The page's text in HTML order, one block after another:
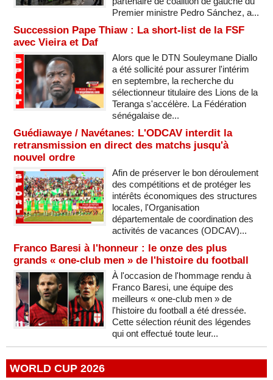
Premier ministre Pedro Sánchez, a...
Succession Pape Thiaw : La short-list de la FSF
avec Vieira et Daf
Alors que le DTN Souleymane Diallo
a été sollicité pour assurer l'intérim
en septembre, la recherche du
sélectionneur titulaire des Lions de la
Teranga s'accélère. La Fédération
sénégalaise de...
Guédiawaye / Navétanes: L'ODCAV interdit la
retransmission en direct des matchs jusqu'à
nouvel ordre
Afin de préserver le bon déroulement
des compétitions et de protéger les
intérêts économiques des structures
locales, l'Organisation
départementale de coordination des
activités de vacances (ODCAV)...
Franco Baresi à l'honneur : le onze des plus
grands « one-club men » de l'histoire du football
À l'occasion de l'hommage rendu à
Franco Baresi, une équipe des
meilleurs « one-club men » de
l'histoire du football a été dressée.
Cette sélection réunit des légendes
qui ont effectué toute leur...
WORLD CUP 2026